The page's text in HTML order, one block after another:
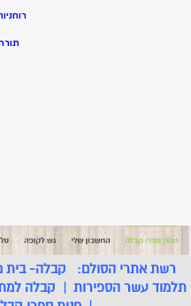
רשת אתרי הסולם: קבלה- בית
תלמוד עשר הספירות | קבלה